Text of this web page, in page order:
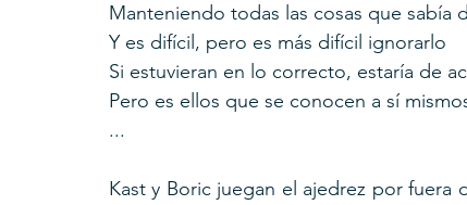
Manteniendo todas las cosas que sabía
Y es difícil, pero es más difícil ignorarlo
Si estuvieran en lo correcto, estaría de
Pero es ellos que se conocen a sí
...
Kast y Boric juegan el ajedrez por